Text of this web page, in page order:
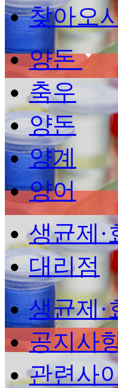
찾아오
양돈
축우
양돈
양계
양어
생균제
대리점
생균제
공지사
관련사